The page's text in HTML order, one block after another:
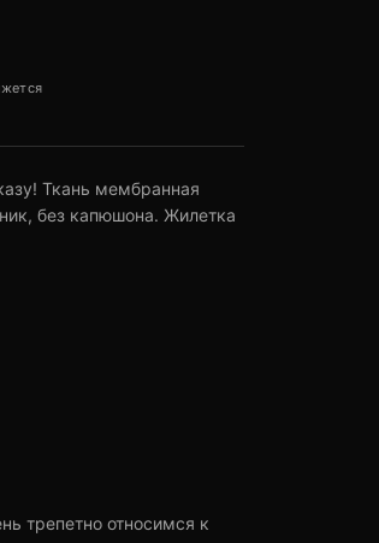
Ткань мембранная
без капюшона. Жилетка
трепетно относимся к